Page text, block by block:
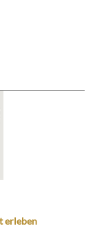
erleben